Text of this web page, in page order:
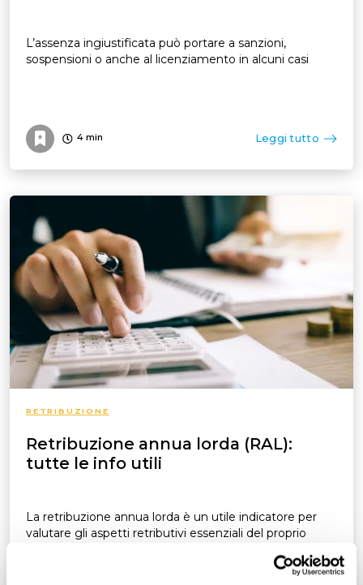
L’assenza ingiustificata può portare a sanzioni,
sospensioni o anche al licenziamento in alcuni casi
4 min Leggi tutto
RETRIBUZIONE
Retribuzione annua lorda (RAL):
tutte le info utili
La retribuzione annua lorda è un utile indicatore per
valutare gli aspetti retributivi essenziali del proprio